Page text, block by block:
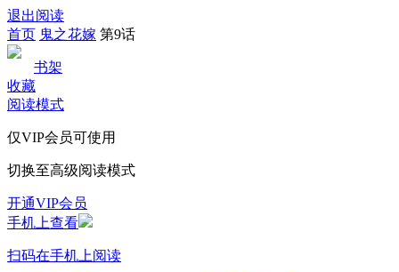
退出阅读
首页 鬼之花嫁 第9话
书架
收藏
阅读模式
仅VIP会员可使用
切换至高级阅读模式
开通VIP会员
手机上查看
扫码在手机上阅读